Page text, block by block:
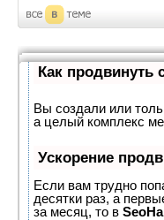
Как продвинуть
Вы создали или
а целый комплекс
Ускорение
Если вам трудно
десятки раз, а
за месяц, то в